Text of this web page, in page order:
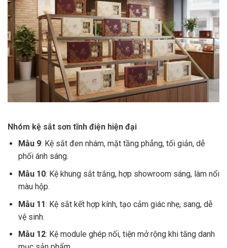
Nhóm kệ sắt sơn tĩnh điện hiện đại
Mẫu 9: Kệ sắt đen nhám, mặt tầng phẳng, tối giản, dễ
phối ánh sáng.
Mẫu 10: Kệ khung sắt trắng, hợp showroom sáng, làm nổi
màu hộp.
Mẫu 11: Kệ sắt kết hợp kính, tạo cảm giác nhẹ, sang, dễ
vệ sinh.
Mẫu 12: Kệ module ghép nối, tiện mở rộng khi tăng danh